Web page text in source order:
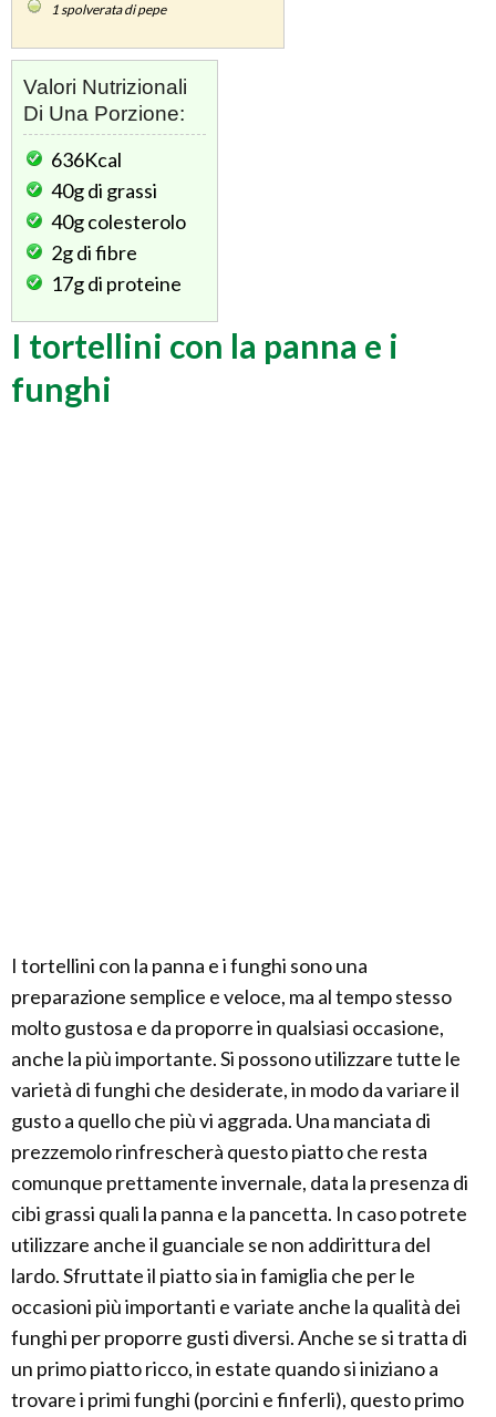
1spolverata di pepe
Valori Nutrizionali
Di Una Porzione:
636Kcal
40gdi grassi
40gcolesterolo
2gdi fibre
17gdi proteine
I tortellini con la panna e i
funghi
I tortellini con la panna e i funghi sono una
preparazione semplice e veloce, ma al tempo stesso
molto gustosa e da proporre in qualsiasi occasione,
anche la più importante. Si possono utilizzare tutte le
varietà di funghi che desiderate, in modo da variare il
gusto a quello che più vi aggrada. Una manciata di
prezzemolo rinfrescherà questo piatto che resta
comunque prettamente invernale, data la presenza di
cibi grassi quali la panna e la pancetta. In caso potrete
utilizzare anche il guanciale se non addirittura del
lardo. Sfruttate il piatto sia in famiglia che per le
occasioni più importanti e variate anche la qualità dei
funghi per proporre gusti diversi. Anche se si tratta di
un primo piatto ricco, in estate quando si iniziano a
trovare i primi funghi (porcini e finferli), questo primo